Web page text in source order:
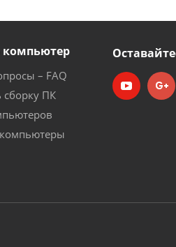
компьютер
– FAQ
сборку ПК